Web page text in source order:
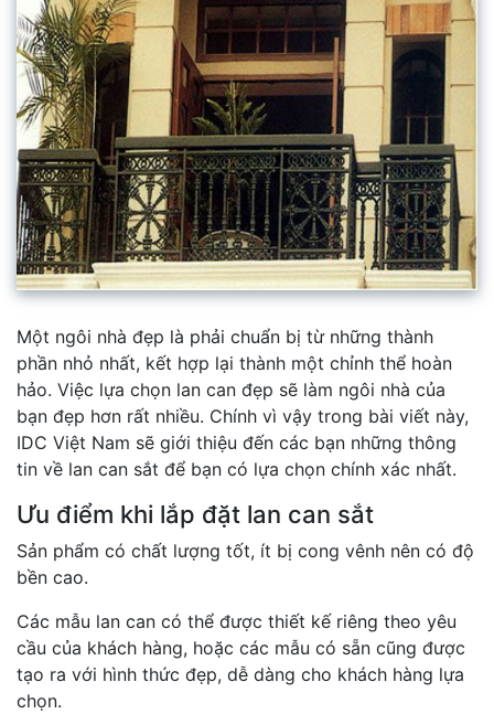
Một ngôi nhà đẹp là phải chuẩn bị từ những thành
phần nhỏ nhất, kết hợp lại thành một chỉnh thể hoàn
hảo. Việc lựa chọn lan can đẹp sẽ làm ngôi nhà của
bạn đẹp hơn rất nhiều. Chính vì vậy trong bài viết này,
IDC Việt Nam sẽ giới thiệu đến các bạn những thông
tin về lan can sắt để bạn có lựa chọn chính xác nhất.
Ưu điểm khi lắp đặt lan can sắt
Sản phẩm có chất lượng tốt, ít bị cong vênh nên có độ
bền cao.
Các mẫu lan can có thể được thiết kế riêng theo yêu
cầu của khách hàng, hoặc các mẫu có sẵn cũng được
tạo ra với hình thức đẹp, dễ dàng cho khách hàng lựa
chọn.